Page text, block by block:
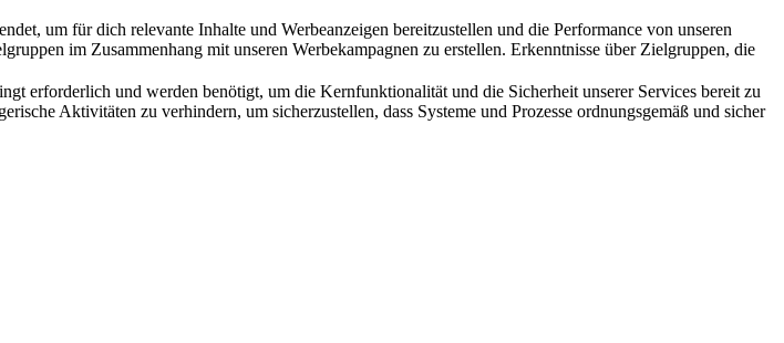
um für dich relevante Inhalte und Werbeanzeigen bereitzustellen und die Performance von unseren
im Zusammenhang mit unseren Werbekampagnen zu erstellen. Erkenntnisse über Zielgruppen, die
erforderlich und werden benötigt, um die Kernfunktionalität und die Sicherheit unserer Services bereit zu
Aktivitäten zu verhindern, um sicherzustellen, dass Systeme und Prozesse ordnungsgemäß und sicher